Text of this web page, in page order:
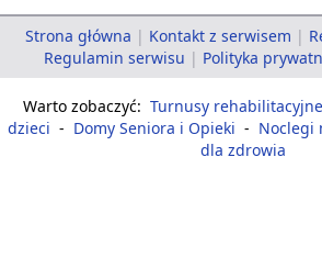
Strona główna | Kontakt z serwisem |
Regulamin serwisu | Polityka
Warto zobaczyć: Turnusy rehabilitacyjne
dzieci - Domy Seniora i Opieki - Noclegi
dla zdrowia